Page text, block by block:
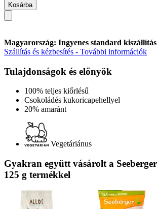
Kosárba
Magyarország: Ingyenes standard kiszállítás
Szállítás és kézbesítés - További információk
Tulajdonságok és előnyök
100% teljes kiőrlésű
Csokoládés kukoricapehellyel
20% amaránt
Vegetáriánus
Gyakran együtt vásárolt a
125 g termékkel